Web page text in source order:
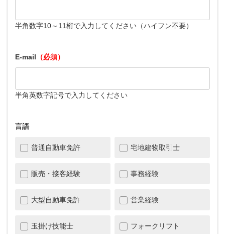
半角数字10～11桁で入力してください（ハイフン不要）
E-mail （必須）
半角英数字記号で入力してください
言語
普通自動車免許 宅地建物取引士
販売・接客経験 事務経験
大型自動車免許 営業経験
玉掛け技能士 フォークリフト